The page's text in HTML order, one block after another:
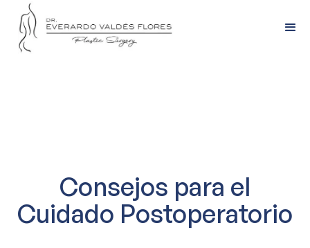
Consejos para el
Cuidado Postoperatorio